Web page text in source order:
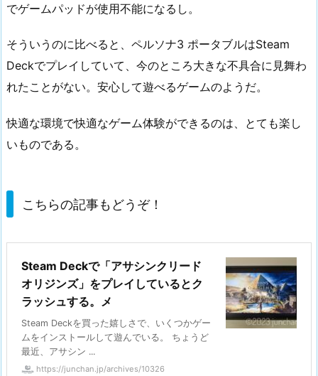
でゲームパッドが使用不能になるし。
そういうのに比べると、ペルソナ3 ポータブルはSteam
Deckでプレイしていて、今のところ大きな不具合に見舞わ
れたことがない。安心して遊べるゲームのようだ。
快適な環境で快適なゲーム体験ができるのは、とても楽し
いものである。
こちらの記事もどうぞ！
Steam Deckで「アサシンクリード
オリジンズ」をプレイしているとク
ラッシュする。メ
Steam Deckを買った嬉しさで、いくつかゲー
ムをインストールして遊んでいる。 ちょうど
最近、アサシン ...
https://junchan.jp/archives/10326